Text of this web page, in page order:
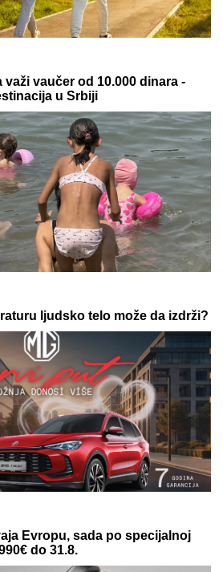
više nisu rezervisane za vikend:
večeru koja se spontano
novac pre nego što stigne na
skoro niko ne planira